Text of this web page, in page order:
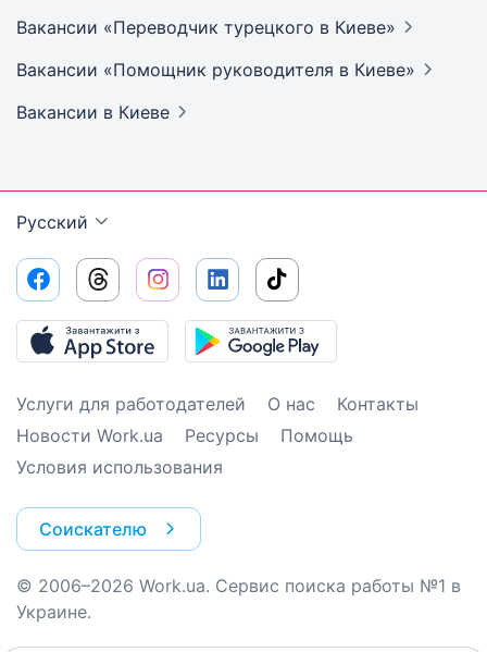
Вакансии «Переводчик турецкого в Киеве»
Вакансии «Помощник руководителя в Киеве»
Вакансии в Киеве
Русский
Услуги для работодателей О нас
Контакты
Новости Work.ua
Ресурсы
Помощь
Условия использования
Соискателю
© 2006–2026 Work.ua. Сервис поиска работы №1 в
Украине.